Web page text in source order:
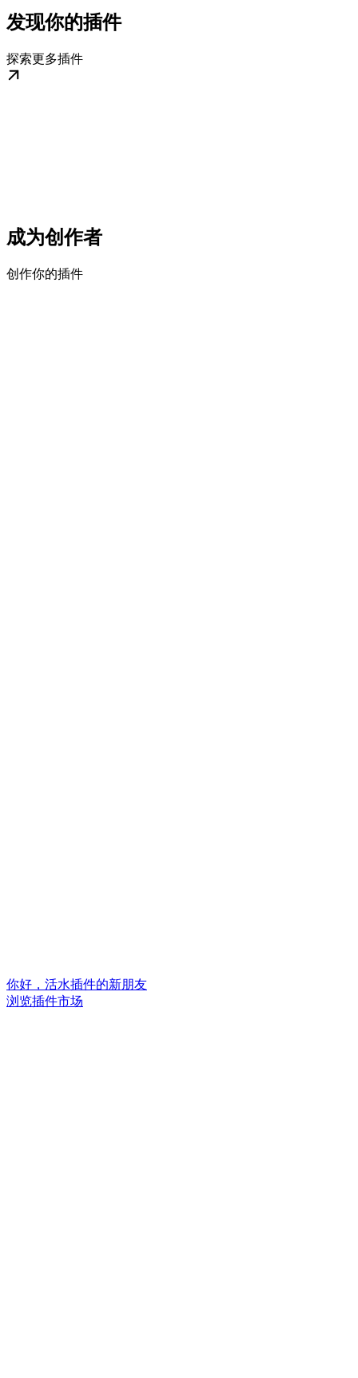
发现你的插件
探索更多插件
成为创作者
创作你的插件
你好，活水插件的新朋友
浏览插件市场